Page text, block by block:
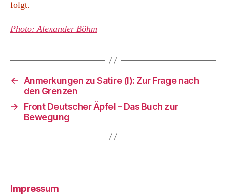
folgt.
Photo:Alexander Böhm
←
Anmerkungen zu Satire (I): Zur Frage nach
den Grenzen
→
Front Deutscher Äpfel – Das Buch zur
Bewegung
Impressum